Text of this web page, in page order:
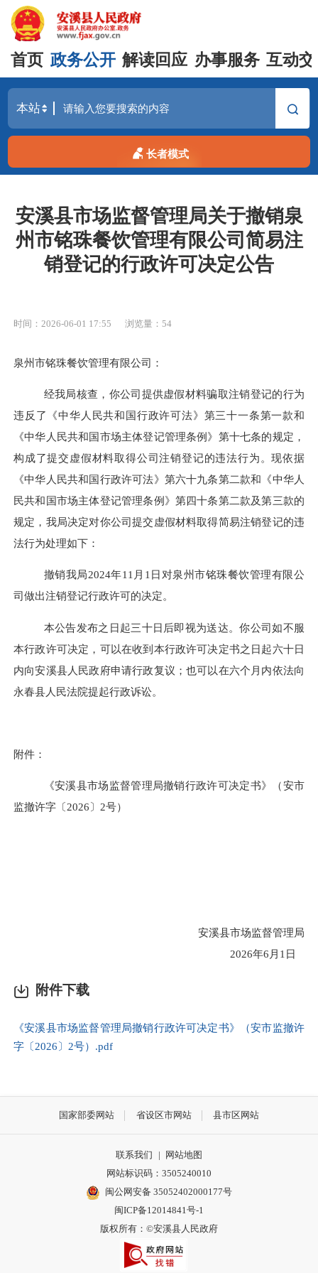
首页 政务公开 解读回应 办事服务 互动
长者模式
安溪县市场监督管理局关于撤销泉
州市铭珠餐饮管理有限公司简易注
销登记的行政许可决定公告
时间：2026-06-01 17:55 浏览量： 54
泉州市铭珠餐饮管理有限公司：
经我局核查，你公司提供虚假材料骗取注销登记的行为
违反了《中华人民共和国行政许可法》第三十一条第一款和
《中华人民共和国市场主体登记管理条例》第十七条的规定，
构成了提交虚假材料取得公司注销登记的违法行为。现依据
《中华人民共和国行政许可法》第六十九条第二款和《中华人
民共和国市场主体登记管理条例》第四十条第二款及第三款的
规定，我局决定对你公司提交虚假材料取得简易注销登记的违
法行为处理如下：
撤销我局2024年11 月 1 日对泉州市铭珠餐饮管理有限公
司做出注销登记行政许可的决定。
本公告发布之日起三十日后即视为送达。你公司如不服
本行政许可决定，可以在收到本行政许可决定书之日起六十日
内向安溪县人民政府申请行政复议；也可以在六个月内依法向
永春县人民法院提起行政诉讼。
附件：
《安溪县市场监督管理局撤销行政许可决定书》（安市
监撤许字 〔2026〕 2号）
安溪县市场监督管理局
2026年6 月 1 日
附件下载
《安溪县市场监督管理局撤销行政许可决定书》（安市监撤许
字〔2026〕2号）.pdf
国家部委网站 省设区市网站 县市区网站
联系我们 | 网站地图
网站标识码：3505240010
闽公网安备 35052402000177号
闽ICP备12014841号-1
版权所有：©安溪县人民政府